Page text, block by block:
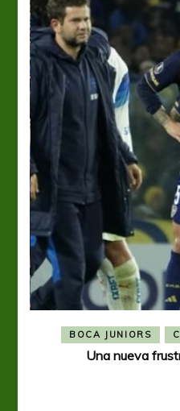
BOCA JUNIORS
Una nueva